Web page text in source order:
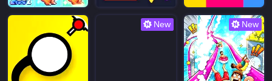
New New